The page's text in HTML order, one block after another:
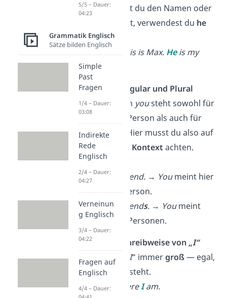
anders. Kennst du den Namen oder
das Geschlecht, verwendest du he
odershe.
➡️ Beispiel:
This is Max. He is my
dog.
2. „you“
in Singular und Plural
Das Pronomen yousteht sowohl für
eine einzelne Person als auch für
eine Gruppe. Hier musst du also auf
den restlichen Kontext achten.
➡️ Beispiele:
Youare my friend.→ Youmeint hier
eine einzige Person.
Youare my friends. → Youmeint
hier mehrere Personen.
3. Richtige Schreibweise von „I“
Du schreibst
I“ immergroß— egal,
wo es im Satz steht.
➡️ Beispiel:
HereIam.
5/5 – Dauer:
04:23
Grammatik Englisch
Sätze bilden Englisch
Simple
Past
Fragen
1/4 – Dauer:
03:08
Indirekte
Rede
Englisch
2/4 – Dauer:
04:27
Verneinun
g Englisch
3/4 – Dauer:
04:22
Fragen auf
Englisch
4/4 – Dauer: